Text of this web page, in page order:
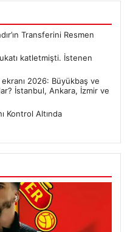
Transferini Resmen
katletmişti. İstenen
2026: Büyükbaş ve
İstanbul, Ankara, İzmir ve
Kontrol Altında